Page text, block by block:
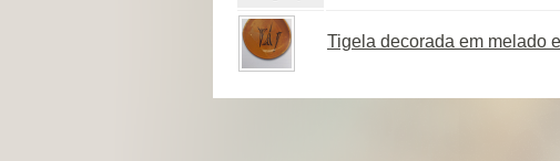
Tigela decorada em melado